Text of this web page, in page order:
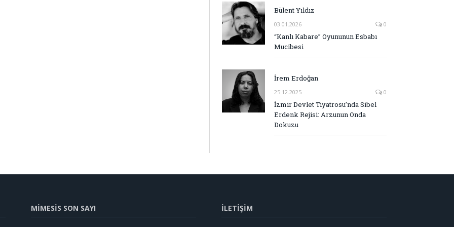
Bülent Yıldız
03.01.2026 0
“Kanlı Kabare” Oyununun Esbabı
Mucibesi
İrem Erdoğan
25.12.2025 0
İzmir Devlet Tiyatrosu’nda Sibel
Erdenk Rejisi: Arzunun Onda
Dokuzu
MİMESİS SON SAYI İLETİŞİM